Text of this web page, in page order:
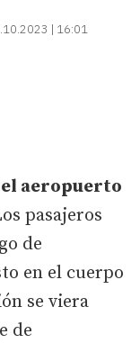
| 16:01
aeropuerto
pasajeros
de
en el cuerpo
se viera
de